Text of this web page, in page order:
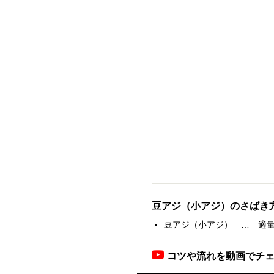
豆アジ（小アジ）のさばき
豆アジ（小アジ） … 適
コツや流れを動画でチ